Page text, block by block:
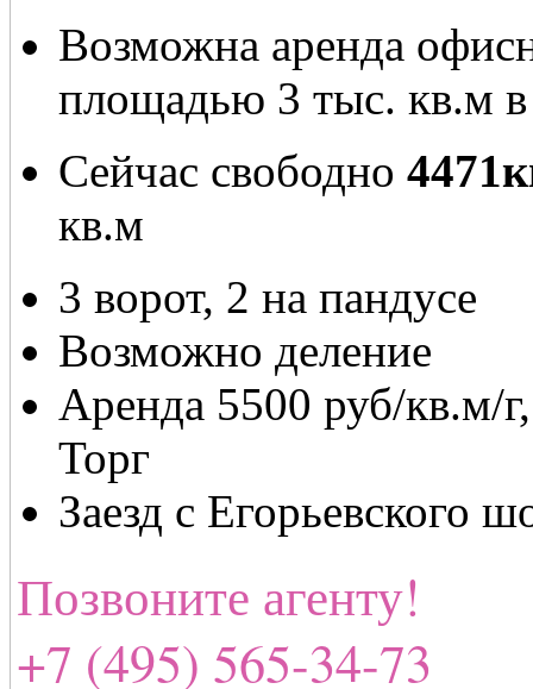
Возможна аренда
площадью 3 тыс. кв.м
Сейчас свободно
кв.м
3 ворот, 2 на пандусе
Возможно деление
Аренда 5500 руб/кв.м/
Торг
Заезд с Егорьевского
Позвоните агенту!
+7 (495) 565-34-73